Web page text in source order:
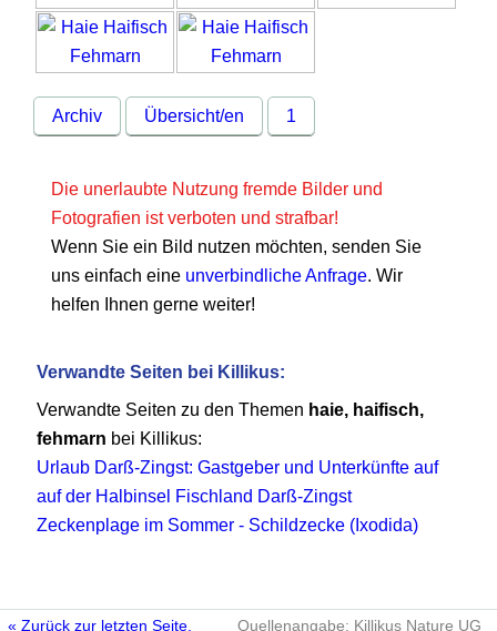
Archiv Übersicht/en 1
Die unerlaubte Nutzung fremde Bilder und
Fotografien ist verboten und strafbar!
Wenn Sie ein Bild nutzen möchten, senden Sie
uns einfach eine unverbindliche Anfrage. Wir
helfen Ihnen gerne weiter!
Verwandte Seiten bei Killikus:
Verwandte Seiten zu den Themen haie, haifisch,
fehmarn bei Killikus:
Urlaub Darß-Zingst: Gastgeber und Unterkünfte auf
auf der Halbinsel Fischland Darß-Zingst
Zeckenplage im Sommer - Schildzecke (Ixodida)
« Zurück zur letzten Seite. Quellenangabe: Killikus Nature UG